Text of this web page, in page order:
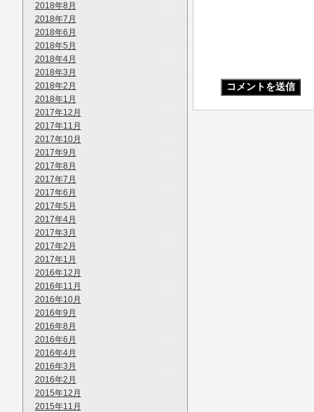
2018年8月
2018年7月
2018年6月
2018年5月
2018年4月
2018年3月
2018年2月
2018年1月
2017年12月
2017年11月
2017年10月
2017年9月
2017年8月
2017年7月
2017年6月
2017年5月
2017年4月
2017年3月
2017年2月
2017年1月
2016年12月
2016年11月
2016年10月
2016年9月
2016年8月
2016年6月
2016年4月
2016年3月
2016年2月
2015年12月
2015年11月